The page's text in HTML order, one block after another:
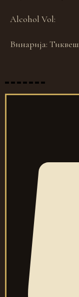
Alcohol Vol:
Винарија: Тиквеш